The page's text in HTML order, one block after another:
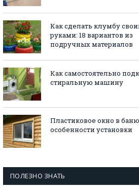
Как сделать клумбу
руками: 18 вариантов из
подручных материалов
Как самостоятельно
стиральную машину
Пластиковое окно в
особенности установки
ПОЛЕЗНО ЗНАТЬ